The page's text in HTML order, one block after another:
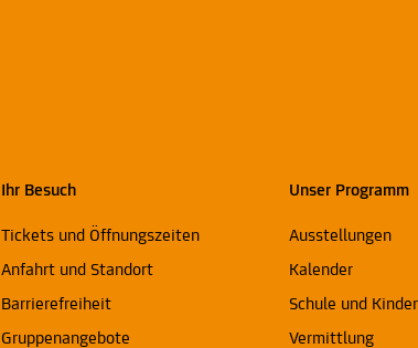
Ihr Besuch
Tickets und Öffnungszeiten
Anfahrt und Standort
Barrierefreiheit
Gruppenangebote
Unser Programm
Ausstellungen
Kalender
Schule und
Vermittlung